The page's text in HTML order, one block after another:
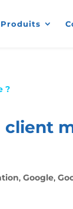
Produits
client
,Google,